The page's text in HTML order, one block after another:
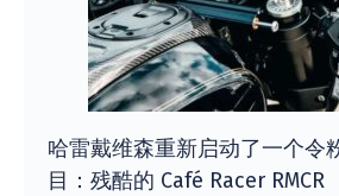
哈雷戴维森重新启动了一个令
目：残酷的 Café Racer RMCR